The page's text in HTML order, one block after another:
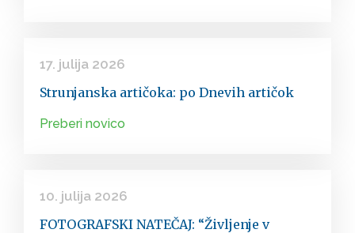
17. julija 2026
Strunjanska artičoka: po Dnevih artičok
Preberi novico
10. julija 2026
FOTOGRAFSKI NATEČAJ: “Življenje v